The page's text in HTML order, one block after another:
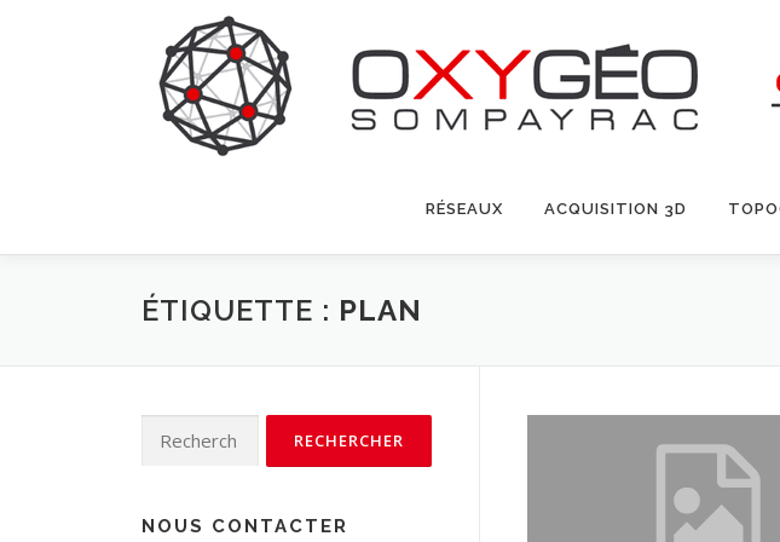
RÉSEAUX ACQUISITION 3D
ÉTIQUETTE : PLAN
NOUS CONTACTER